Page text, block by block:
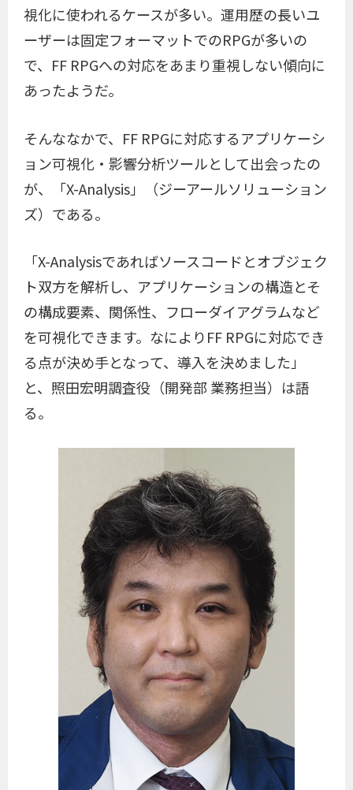
視化に使われるケースが多い。運用歴の長いユ
ーザーは固定フォーマットでのRPGが多いの
で、FF RPGへの対応をあまり重視しない傾向に
あったようだ。
そんななかで、FF RPGに対応するアプリケーシ
ョン可視化・影響分析ツールとして出会ったの
が、「X-Analysis」（ジーアールソリューション
ズ）である。
「X-Analysisであればソースコードとオブジェク
ト双方を解析し、アプリケーションの構造とそ
の構成要素、関係性、フローダイアグラムなど
を可視化できます。なによりFF RPGに対応でき
る点が決め手となって、導入を決めました」
と、照田宏明調査役（開発部 業務担当）は語
る。